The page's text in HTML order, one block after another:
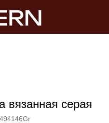
вязанная серая